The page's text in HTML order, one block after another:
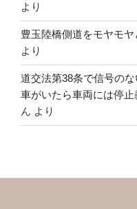
より
豊玉陸橋側道をモヤモ
より
道交法第38条で信号の
車がいたら車両には停
ん より